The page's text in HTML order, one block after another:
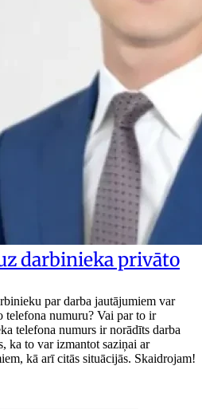
darbinieka privāto
par darba jautājumiem var
telefona numuru? Vai par to ir
telefona numurs ir norādīts darba
ka to var izmantot saziņai ar
kā arī citās situācijās. Skaidrojam!